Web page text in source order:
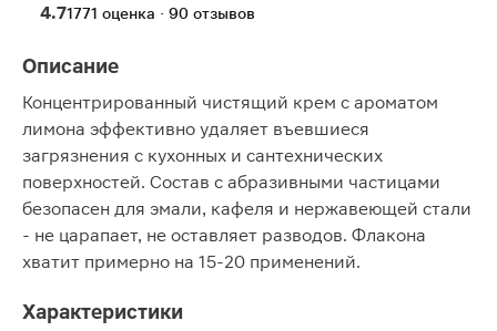
4.71771 оценка · 90 отзывов
Описание
Концентрированный чистящий крем с ароматом
лимона эффективно удаляет въевшиеся
загрязнения с кухонных и сантехнических
поверхностей. Состав с абразивными частицами
безопасен для эмали, кафеля и нержавеющей стали
- не царапает, не оставляет разводов. Флакона
хватит примерно на 15-20 применений.
Характеристики